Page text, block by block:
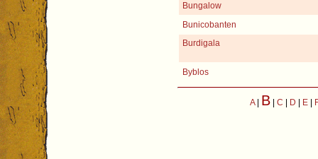
Bungalow
Bunicobanten
Burdigala
Byblos
A| B C D E